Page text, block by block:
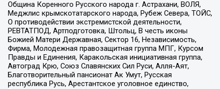
Община Коренного Русского народа г. Астрахани, ВОЛЯ,
Меджлис крымскотатарского народа, Рубеж Севера, ТОЙС,
О противодействии экстремистской деятельности,
РЕВТАТПОД, Артподготовка, Штольц, В честь иконы
Божией Матери Державная, Сектор 16, Независимость,
Фирма, Молодежная правозащитная группа МПГ, Курсом
Правды и Единения, Каракольская инициативная группа,
Автоград Крю, Союз Славянских Сил Руси, Алля-Аят,
Благотворительный пансионат Ак Умут, Русская
республика Русь, Арестантское уголовное единство,